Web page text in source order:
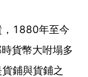
，1880年至今
貨幣大咐塌多
鋪與貨鋪之